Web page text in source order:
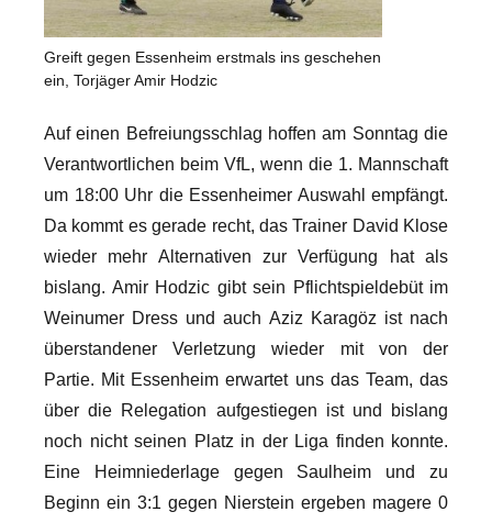
Greift gegen Essenheim erstmals ins geschehen
ein, Torjäger Amir Hodzic
Auf einen Befreiungsschlag hoffen am Sonntag die
Verantwortlichen beim VfL, wenn die 1. Mannschaft
um 18:00 Uhr die Essenheimer Auswahl empfängt.
Da kommt es gerade recht, das Trainer David Klose
wieder mehr Alternativen zur Verfügung hat als
bislang. Amir Hodzic gibt sein Pflichtspieldebüt im
Weinumer Dress und auch Aziz Karagöz ist nach
überstandener Verletzung wieder mit von der
Partie. Mit Essenheim erwartet uns das Team, das
über die Relegation aufgestiegen ist und bislang
noch nicht seinen Platz in der Liga finden konnte.
Eine Heimniederlage gegen Saulheim und zu
Beginn ein 3:1 gegen Nierstein ergeben magere 0